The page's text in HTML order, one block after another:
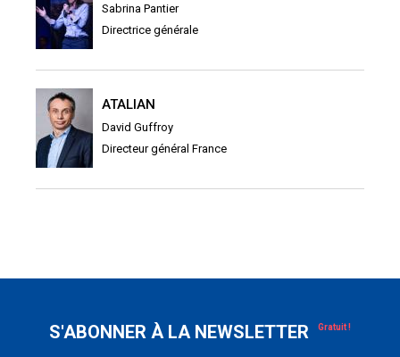
Sabrina Pantier
Directrice générale
ATALIAN
David Guffroy
Directeur général France
S'ABONNER À LA NEWSLETTER